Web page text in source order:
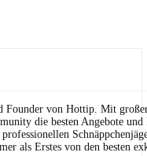
Founder von Hottip. Mit
die besten Angebote und
als Erstes von den besten